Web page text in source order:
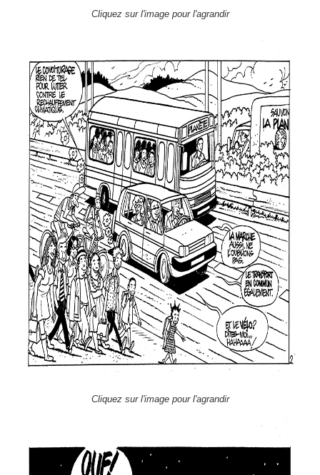
Cliquez sur l'image pour l'agrandir
Cliquez sur l'image pour l'agrandir